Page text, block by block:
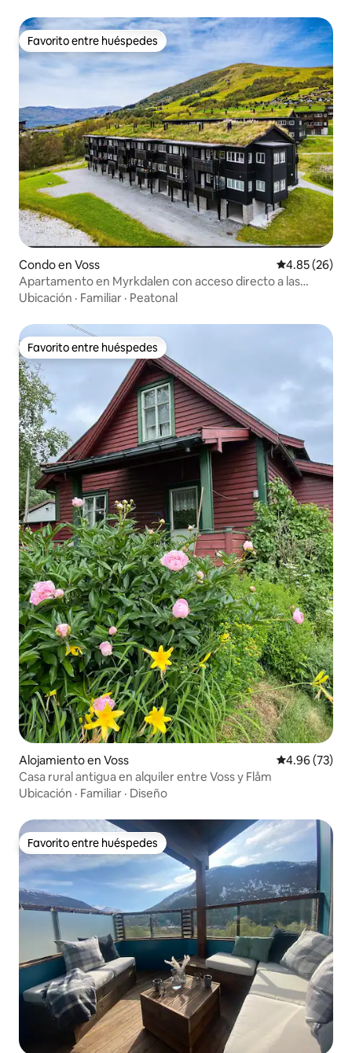
Favorito entre huéspedes
Favorito entre huéspedes
Condo en Voss Calificación
4.85 (26)
Apartamento en Myrkdalen con acceso directo a las
pistas de esquí
Ubicación · Familiar · Peatonal
Favorito entre huéspedes
Favorito entre huéspedes
Alojamiento en Voss Calificación
4.96 (73)
Casa rural antigua en alquiler entre Voss y Flåm
Ubicación · Familiar · Diseño
Favorito entre huéspedes
Favorito entre huéspedes